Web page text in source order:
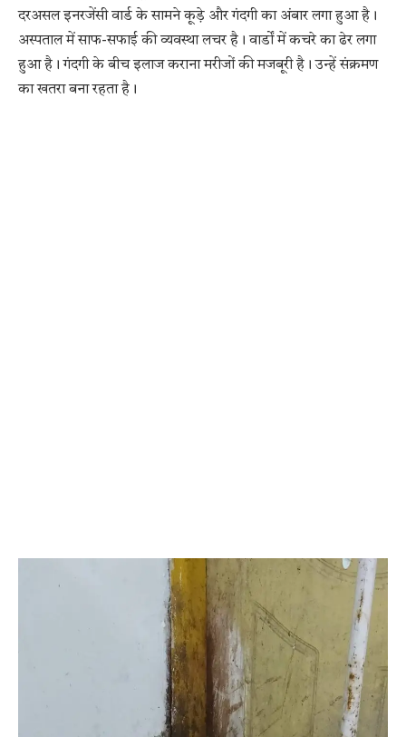
दरअसल इनरजेंसी वार्ड के सामने कूड़े और गंदगी का अंबार लगा हुआ है।
अस्पताल में साफ-सफाई की व्यवस्था लचर है। वार्डों में कचरे का ढेर लगा
हुआ है। गंदगी के बीच इलाज कराना मरीजों की मजबूरी है। उन्हें संक्रमण
का खतरा बना रहता है।